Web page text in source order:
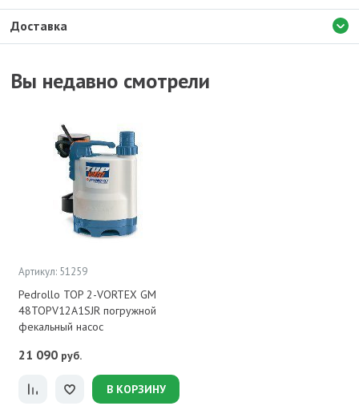
Доставка
Вы недавно смотрели
Артикул: 51259
Pedrollo TOP 2-VORTEX GM
48TOPV12A1SJR погружной
фекальный насос
21 090 руб.
В КОРЗИНУ